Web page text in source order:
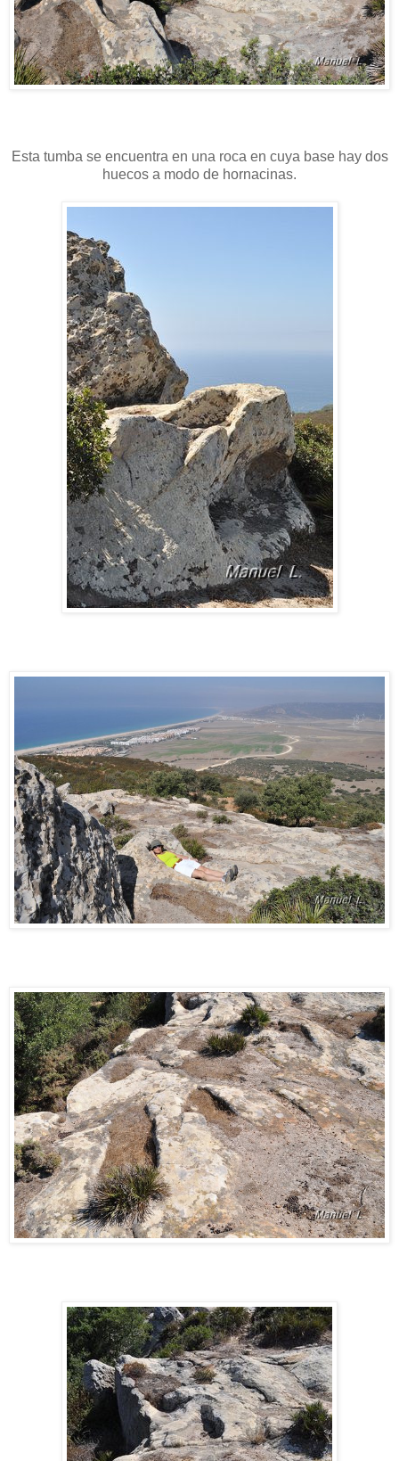
Esta tumba se encuentra en una roca en cuya base hay dos
huecos a modo de hornacinas.